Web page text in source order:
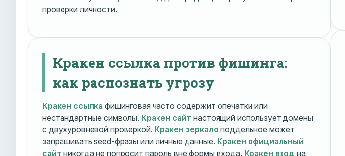
проверки личности.
Кракен ссылка против фишинга:
как распознать угрозу
Кракен ссылка фишинговая часто содержит опечатки или
нестандартные символы. Кракен сайт настоящий использует домены
с двухуровневой проверкой. Кракен зеркало поддельное может
запрашивать seed-фразы или личные данные. Кракен официальный
сайт никогда не попросит пароль вне формы входа. Кракен вход на